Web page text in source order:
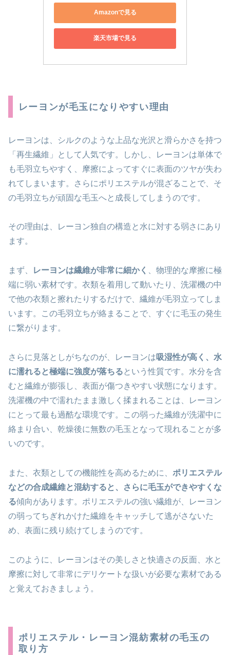
Amazonで見る
楽天市場で見る
レーヨンが毛玉になりやすい理由
レーヨンは、シルクのような上品な光沢と滑らかさを持つ
「再生繊維」として人気です。しかし、レーヨンは単体で
も毛羽立ちやすく、摩擦によってすぐに表面のツヤが失わ
れてしまいます。さらにポリエステルが混ざることで、そ
の毛羽立ちが頑固な毛玉へと成長してしまうのです。
その理由は、レーヨン独自の構造と水に対する弱さにあり
ます。
まず、 レーヨンは繊維が非常に細かく
、物理的な摩擦に極
端に弱い素材です。衣類を着用して動いたり、洗濯機の中
で他の衣類と擦れたりするだけで、繊維が毛羽立ってしま
います。この毛羽立ちが絡まることで、すぐに毛玉の発生
に繋がります。
さらに見落としがちなのが、レーヨンは吸湿性が高く、水
に濡れると極端に強度が落ちる という性質です。水分を含
むと繊維が膨張し、表面が傷つきやすい状態になります。
洗濯機の中で濡れたまま激しく揉まれることは、レーヨン
にとって最も過酷な環境です。この弱った繊維が洗濯中に
絡まり合い、乾燥後に無数の毛玉となって現れることが多
いのです。
また、衣類としての機能性を高めるために、 ポリエステル
などの合成繊維と混紡すると、さらに毛玉ができやすくな
る傾向があります。ポリエステルの強い繊維が、レーヨン
の弱ってちぎれかけた繊維をキャッチして逃がさないた
め、表面に残り続けてしまうのです。
このように、レーヨンはその美しさと快適さの反面、水と
摩擦に対して非常にデリケートな扱いが必要な素材である
と覚えておきましょう。
ポリエステル・レーヨン混紡素材の毛玉の
取り方